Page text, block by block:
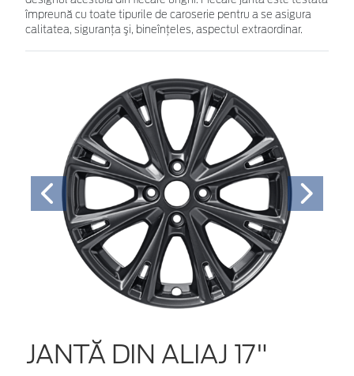
împreună cu toate tipurile de caroserie pentru a se asigura
calitatea, siguranţa şi, bineînţeles, aspectul extraordinar.
JANTĂ DIN ALIAJ 17"